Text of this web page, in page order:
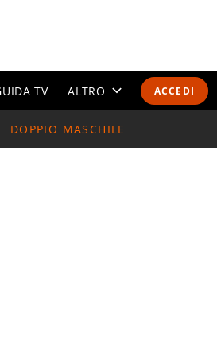
ACCEDI
TV ALTRO
CALENDARI E CLASSIFICHE
DOPPIO MASCHILE